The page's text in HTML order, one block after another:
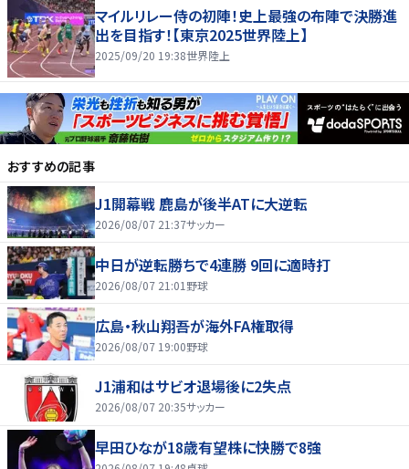
マイルリレー侍の初陣！史上最強の布陣で決勝進
出を目指す！【東京2025世界陸上】
2025/09/20 19:38世界陸上
おすすめの記事
J1開幕戦 鹿島が後半ATに大逆転
2026/08/07 21:37サッカー
中日が逆転勝ちで4連勝 9回に適時打
2026/08/07 21:01 野球
広島・秋山翔吾が海外FA権取得
2026/08/07 19:00野球
J1浦和はサビオ退場後に2失点
2026/08/07 20:35サッカー
早田ひなが18歳有望株に快勝で8強